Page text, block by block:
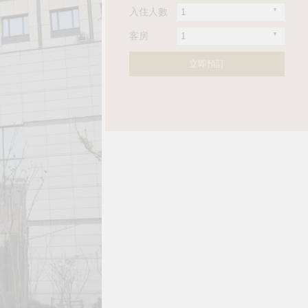
入住人數
客房